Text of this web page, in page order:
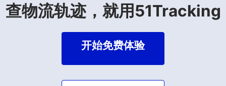
查物流轨迹，就用51Tracking
开始免费体验